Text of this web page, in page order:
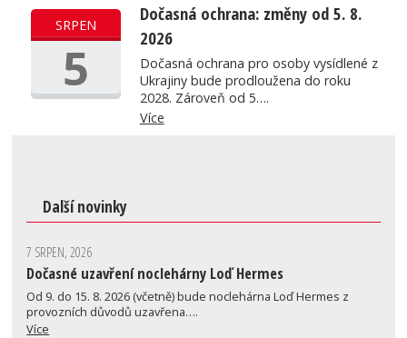
SRPEN
5
Dočasná ochrana: změny od 5. 8.
2026
Dočasná ochrana pro osoby vysídlené z
Ukrajiny bude prodloužena do roku
2028. Zároveň od 5….
Více
Další novinky
7 SRPEN, 2026
Dočasné uzavření noclehárny Loď Hermes
Od 9. do 15. 8. 2026 (včetně) bude noclehárna Loď Hermes z
provozních důvodů uzavřena….
Více